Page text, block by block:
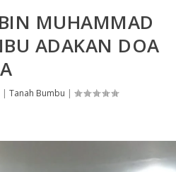
MUHAMMAD
ADAKAN DOA
| Tanah Bumbu |